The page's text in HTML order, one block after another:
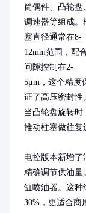
筒偶件、凸轮盘
调速器等组成。
塞直径通常在8-
12mm范围，配
间隙控制在2-
5μm，这个精度
证了高压密封性
当凸轮盘旋转时
推动柱塞做往复
电控版本新增了
精确调节供油量
缸喷油器。这种
30%，更适合商